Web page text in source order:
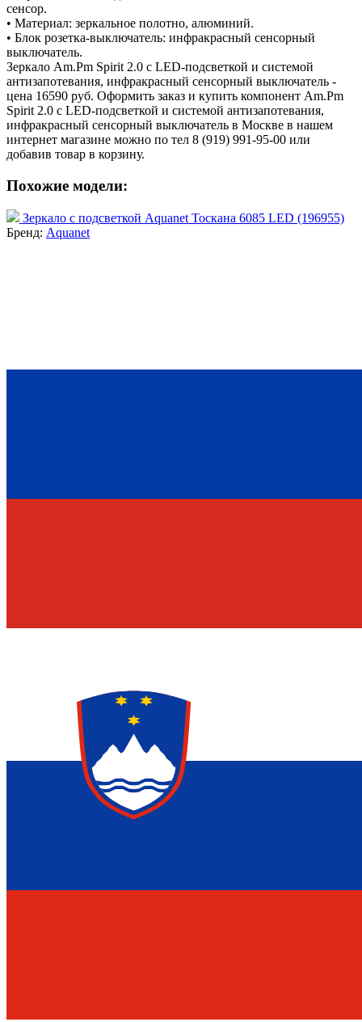
сенсор.
• Материал: зеркальное полотно, алюминий.
• Блок розетка-выключатель: инфракрасный сенсорный
выключатель.
Зеркало Am.Pm Spirit 2.0 с LED-подсветкой и системой
антизапотевания, инфракрасный сенсорный выключатель -
цена 16590 руб. Оформить заказ и купить компонент Am.Pm
Spirit 2.0 с LED-подсветкой и системой антизапотевания,
инфракрасный сенсорный выключатель в Москве в нашем
интернет магазине можно по тел 8 (919) 991-95-00 или
добавив товар в корзину.
Похожие модели:
Зеркало с подсветкой Aquanet Тоскана 6085 LED (196955)
Бренд: Aquanet